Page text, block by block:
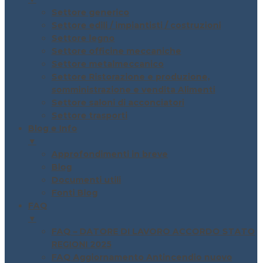
Settore generico
Settore edili / impiantisti / costruzioni
Settore legno
Settore officine meccaniche
Settore metalmeccanico
Settore Ristorazione e produzione,
somministrazione e vendita Alimenti
Settore saloni di acconciatori
Settore trasporti
Blog e Info
▼
Approfondimenti in breve
Blog
Documenti utili
Fonti Blog
FAQ
▼
FAQ – DATORE DI LAVORO ACCORDO STATO
REGIONI 2025
FAQ Aggiornamento Antincendio nuovo